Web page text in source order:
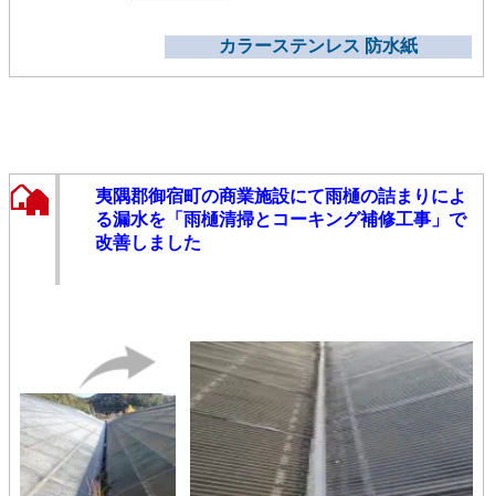
カラーステンレス 防水紙
夷隅郡御宿町の商業施設にて雨樋の詰まりによ
る漏水を「雨樋清掃とコーキング補修工事」で
改善しました